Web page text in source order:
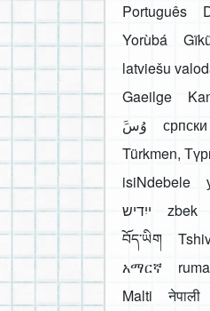
Português
Yorùbá
latviešu
Gaeilge
َوُسَ
српски
Türkmen,
isiNdebele
ייִדיש
zbek
བོད་ཡིག
አማርኛ
Malti
नेपाली